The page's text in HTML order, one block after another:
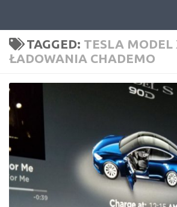
TAGGED: TESLA MODEL
ŁADOWANIA CHADEMO